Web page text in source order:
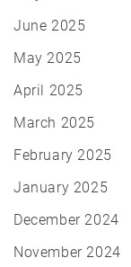
June 2025
May 2025
April 2025
March 2025
February 2025
January 2025
December 2024
November 2024